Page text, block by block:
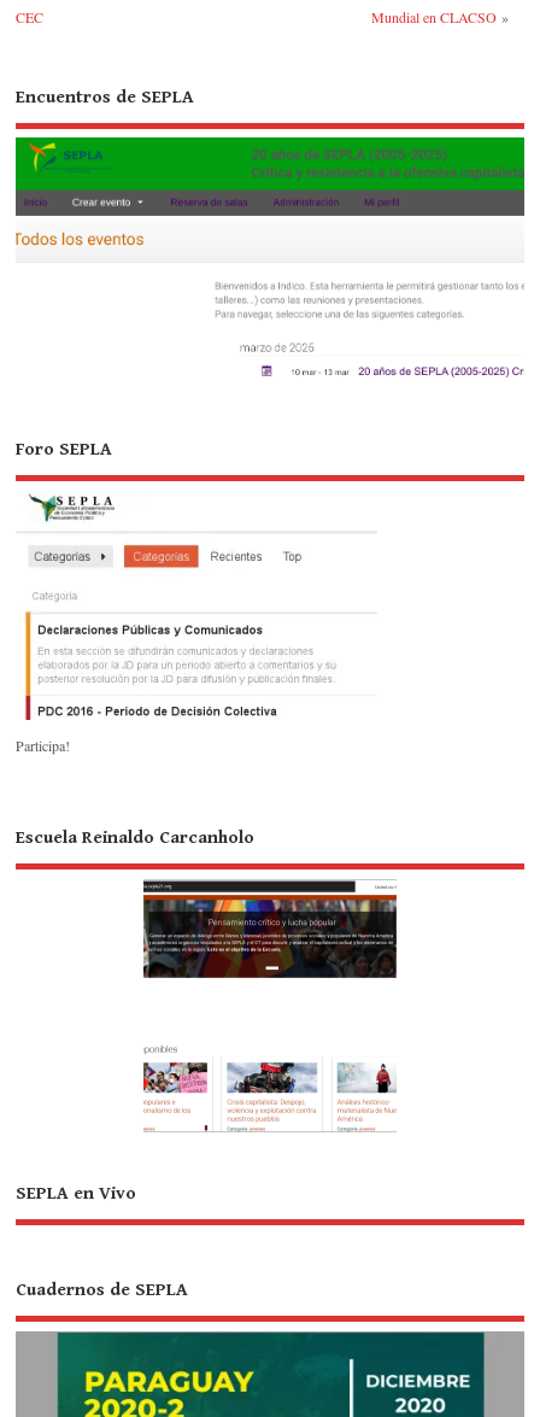
CEC
Mundial en CLACSO»
Encuentros de SEPLA
Foro SEPLA
Participa!
Escuela Reinaldo Carcanholo
SEPLA en Vivo
Cuadernos de SEPLA